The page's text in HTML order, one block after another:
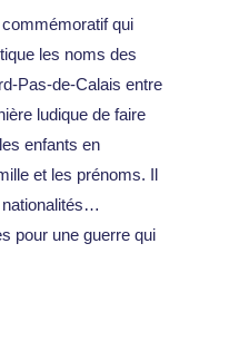
qui
les noms des
Pas-de-Calais entre
ludique de faire
enfants en
et les prénoms. Il
nationalités…
pour une guerre qui